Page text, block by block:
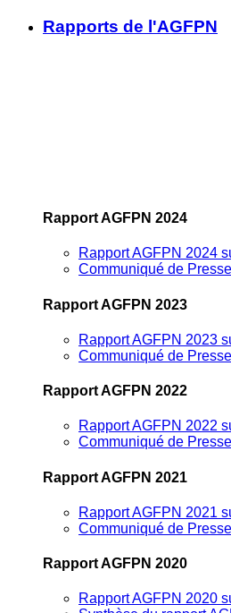
Rapports de l'AGFPN
Rapport AGFPN 2024
Rapport AGFPN 2024
Communiqué de
Rapport AGFPN 2023
Rapport AGFPN 2023
Communiqué de
Rapport AGFPN 2022
Rapport AGFPN 2022
Communiqué de
Rapport AGFPN 2021
Rapport AGFPN 2021
Communiqué de
Rapport AGFPN 2020
Rapport AGFPN 2020